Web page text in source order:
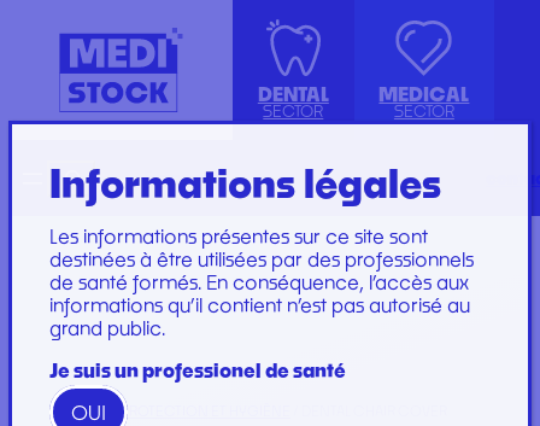
DENTAL
SECTOR
ISOLATION GOWN WITH COTTON
CUFFS
KIT INSTRUMENTS
LABORATOIRE
PLATEAU
PROTECTION
RESTORATION AND
GAMME
MEDICAL
SECTOR
ACCESSORIES
INJECTION, PRÉLÈVEMENT ET
PERFUSION
CONSOMMABLES
GYNECOLOGY
PROTECTION ET HYGIÈNE
DRESSING SET
PERFUSION SET
CARE SET
SUTURE SET
CARE AND
DRESSINGS
RechercheFrançais
HOME PROTECTION ET HYGIÈNE
Informations légales
Les informations présentes sur ce site sont
destinées à être utilisées par des professionnels
de santé formés. En conséquence, l’accès aux
informations qu’il contient n’est pas autorisé au
grand public.
Je suis un professionel de santé
OUI